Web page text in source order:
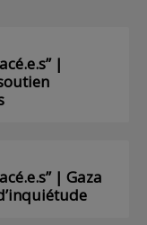
|
| Gaza